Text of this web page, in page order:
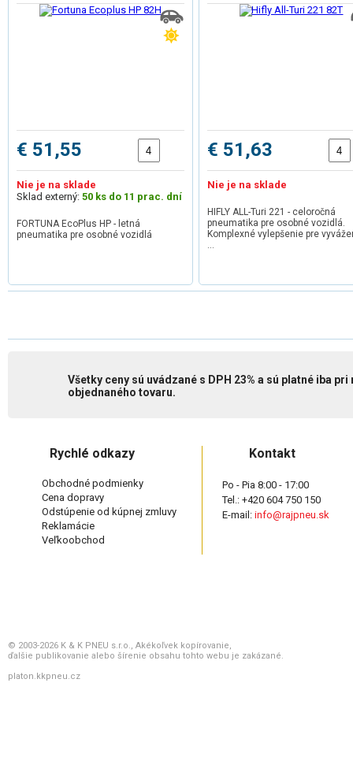
€ 51,55
Nie je na sklade
Sklad externý: 50 ks do 11 prac. dní
FORTUNA EcoPlus HP - letná
pneumatika pre osobné vozidlá
€ 51,63
Nie je na sklade
HIFLY ALL-Turi 221 - celoročná
pneumatika pre osobné vozidlá.
Komplexné vylepšenie pre
…
Všetky ceny sú uvádzané s DPH 23% a sú platné iba
objednaného tovaru.
Rychlé odkazy
Obchodné podmienky
Cena dopravy
Odstúpenie od kúpnej zmluvy
Reklamácie
Veľkoobchod
Kontakt
Po - Pia 8:00 - 17:00
Tel.: +420 604 750 150
E-mail: info@rajpneu.sk
© 2003-2026 K & K PNEU s.r.o., Akékoľvek kopírovanie,
ďalšie publikovanie alebo šírenie obsahu tohto webu je zakázané.
platon.kkpneu.cz